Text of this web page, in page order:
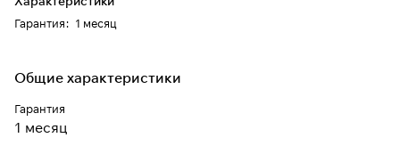
Гарантия: 1 месяц
Общие характеристики
Гарантия
1 месяц